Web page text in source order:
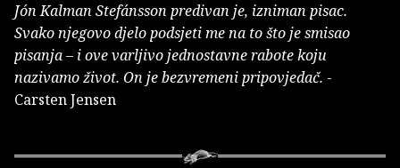
Jón Kalman Stefánsson predivan je, izniman pisac.
Svako njegovo djelo podsjeti me na to što je smisao
pisanja – i ove varljivo jednostavne rabote koju
nazivamo život. On je bezvremeni pripovjedač. -
Carsten Jensen